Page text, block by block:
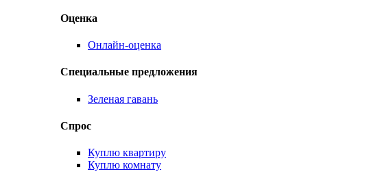
Оценка
Онлайн-оценка
Специальные предложения
Зеленая гавань
Спрос
Куплю квартиру
Куплю комнату